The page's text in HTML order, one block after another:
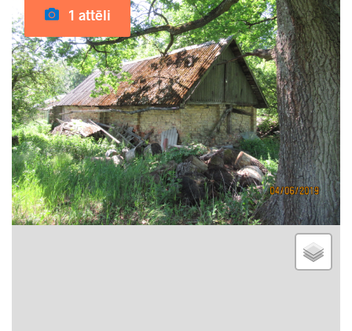
1 attēli